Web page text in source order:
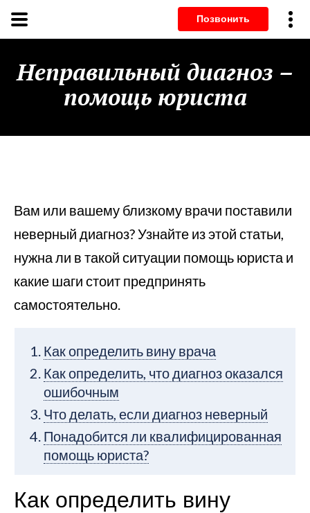
Неправильный диагноз –
помощь юриста
Вам или вашему близкому врачи поставили
неверный диагноз? Узнайте из этой статьи,
нужна ли в такой ситуации помощь юриста и
какие шаги стоит предпринять
самостоятельно.
Как определить вину врача
Как определить, что диагноз оказался
ошибочным
Что делать, если диагноз неверный
Понадобится ли квалифицированная
помощь юриста?
Как определить вину